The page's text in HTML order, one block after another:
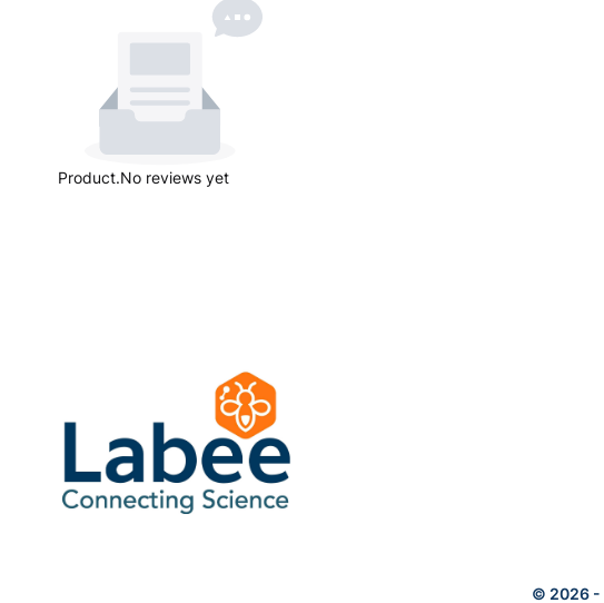
Product.No reviews yet
© 2026 -